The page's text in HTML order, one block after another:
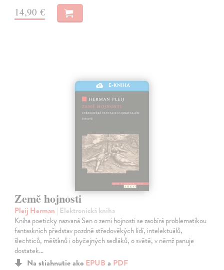
14,90 €
E-KNIHA
Země hojnosti
Pleij Herman | Elektronická kniha
Kniha poeticky nazvaná Sen o zemi hojnosti se zaobírá problematikou
fantaskních představ pozdně středověkých lidí, intelektuálů,
šlechticů, měšťanů i obyčejných sedláků, o světě, v němž panuje
dostatek…
Na stiahnutie ako EPUB a PDF